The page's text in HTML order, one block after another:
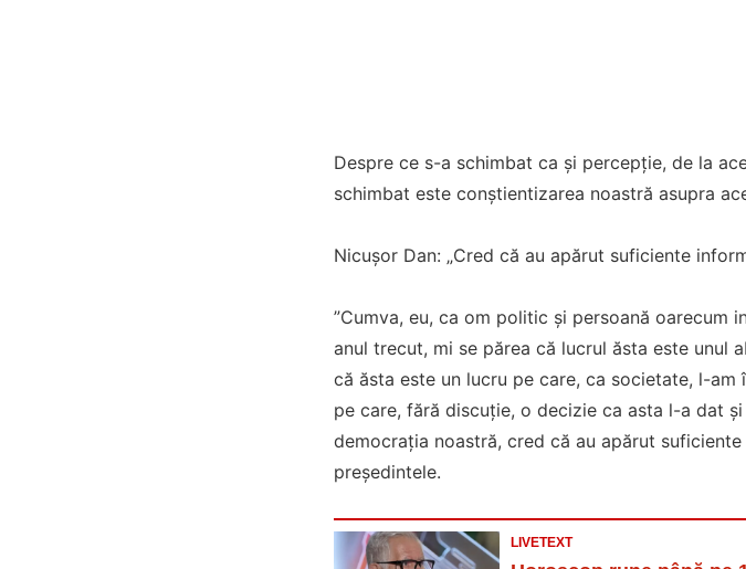
Despre ce s-a schimbat ca şi percepţie, de la
schimbat este conştientizarea noastră asupra
Nicuşor Dan: „Cred că au apărut suficiente
”Cumva, eu, ca om politic şi persoană oarecum
anul trecut, mi se părea că lucrul ăsta este unul
că ăsta este un lucru pe care, ca societate, l-
pe care, fără discuţie, o decizie ca asta l-a dat
democraţia noastră, cred că au apărut
preşedintele.
LIVETEXT